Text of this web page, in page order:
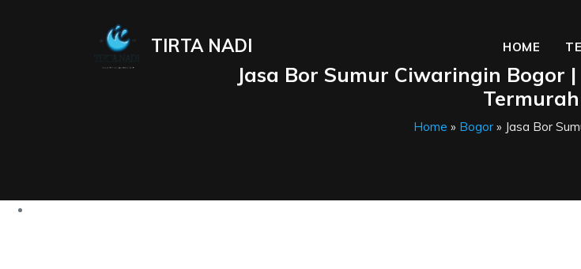
TIRTA NADI HOME
Jasa Bor Sumur Ciwaringin Bogor
Termurah
Home » Bogor» Jasa Bor